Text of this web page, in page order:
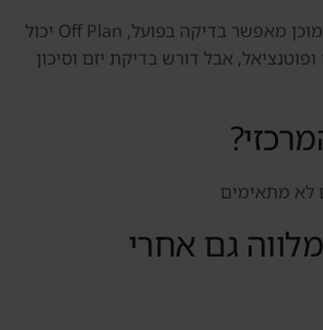
אין תשובה אחת. נכס מוכן מאפשר בדיקה בפועל, Off Plan יכול
אבל דורש בדיקת יזם וסיכון
לא מתאימים
גם אחרי